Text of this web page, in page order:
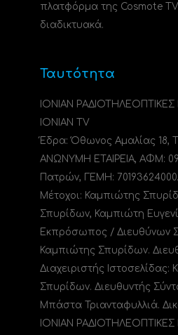
πλατφόρμα της Cosmote
διαδικτυακά.
Ταυτότητα
ΙΟΝΙΑΝ ΡΑΔΙΟΤΗΛΕΟΠΤΙΚΕΣ
IONIAN TV
Έδρα: Όθωνος Αμαλίας 18,
ΑΝΩΝΥΜΗ ΕΤΑΙΡΕΙΑ, ΑΦΜ:
Πατρών, ΓΕΜΗ: 70193624000.
Μέτοχοι: Καμπιώτης
Σπυρίδων, Καμπιώτη
Εκπρόσωπος / Διευθύνων
Καμπιώτης Σπυρίδων.
Διαχειριστής Ιστοσελίδας:
Σπυρίδων. Διευθυντής
Μπάστα Τριανταφυλλιά.
ΙΟΝΙΑΝ ΡΑΔΙΟΤΗΛΕΟΠΤΙΚΕΣ